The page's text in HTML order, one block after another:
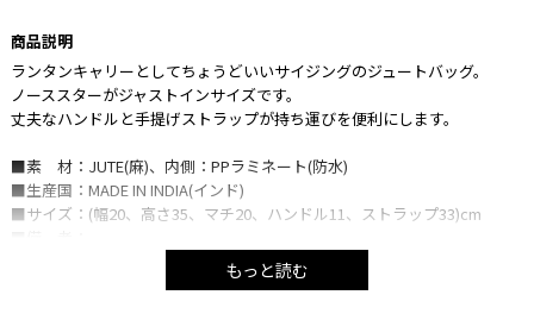
商品説明
ランタンキャリーとしてちょうどいいサイジングのジュートバッグ。
ノーススターがジャストインサイズです。
丈夫なハンドルと手提げストラップが持ち運びを便利にします。
■素 材：JUTE(麻)、内側：PPラミネート(防水)
■生産国：MADE IN INDIA(インド)
■サイズ：(幅20、高さ35、マチ20、ハンドル11、ストラップ33)cm
※サイズは実測値になります。多少の誤差はご容赦ください。
もっと読む